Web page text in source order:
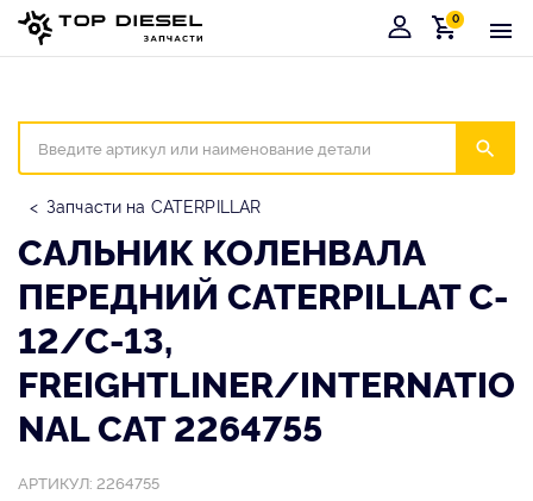
Корзина
0
Запчасти на CATERPILLAR
САЛЬНИК КОЛЕНВАЛА
ПЕРЕДНИЙ CATERPILLAT C-
12/C-13,
FREIGHTLINER/INTERNATIO
NAL CAT 2264755
АРТИКУЛ: 2264755